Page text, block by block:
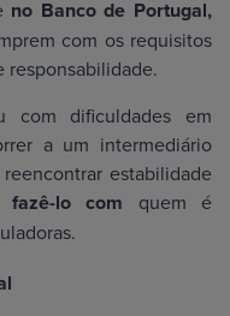
no Banco de Portugal,
com os requisitos
responsabilidade.
com dificuldades em
a um intermediário
estabilidade
lo com quem é